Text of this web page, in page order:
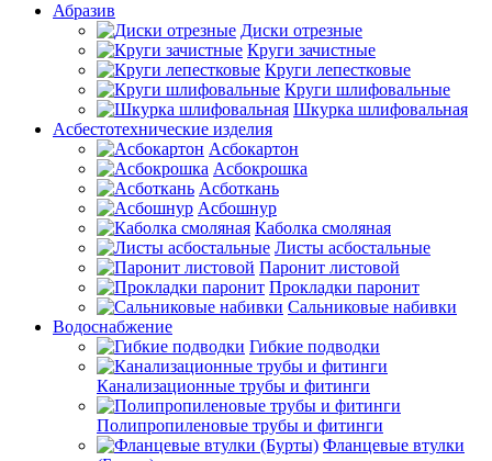
Абразив
Диски отрезные
Круги зачистные
Круги лепестковые
Круги шлифовальные
Шкурка шлифовальная
Асбестотехнические изделия
Асбокартон
Асбокрошка
Асботкань
Асбошнур
Каболка смоляная
Листы асбостальные
Паронит листовой
Прокладки паронит
Сальниковые набивки
Водоснабжение
Гибкие подводки
Канализационные трубы и фитинги
Полипропиленовые трубы и фитинги
Фланцевые втулки